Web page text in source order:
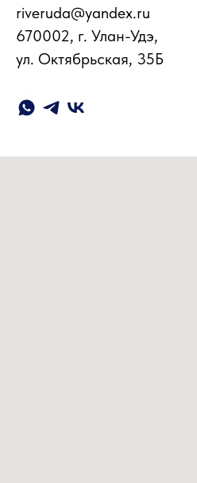
riveruda@yandex.ru
670002, г. Улан-Удэ,
ул. Октябрьская, 35Б